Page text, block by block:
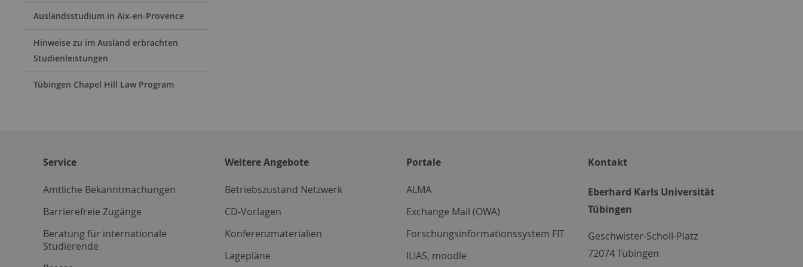
Auslandsstudium in Aix-en-Provence
Hinweise zu im Ausland erbrachten
Studienleistungen
Tübingen Chapel Hill Law Program
Service
Amtliche Bekanntmachungen
Barrierefreie Zugänge
Beratung für internationale
Studierende
Weitere Angebote
Betriebszustand Netzwerk
CD-Vorlagen
Konferenzmaterialien
Lagepläne
Portale
ALMA
Exchange Mail (OWA)
Forschungsinformationssystem FIT
ILIAS, moodle
Kontakt
Eberhard Karls Universität
Tübingen
Geschwister-Scholl-Platz
72074 Tübingen